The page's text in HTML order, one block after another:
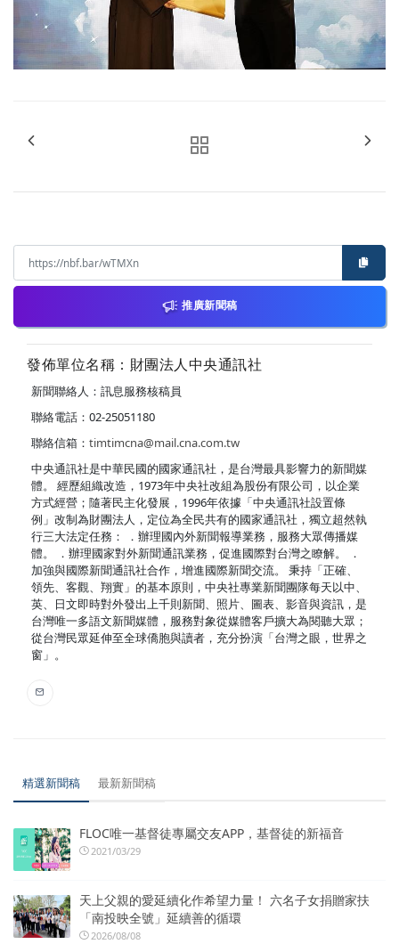
推廣新聞稿
發佈單位名稱：財團法人中央通訊社
新聞聯絡人：訊息服務核稿員
聯絡電話：02-25051180
聯絡信箱： timtimcna@mail.cna.com.tw
中央通訊社是中華民國的國家通訊社，是台灣最具影響力的新聞媒
體。 經歷組織改造，1973年中央社改組為股份有限公司，以企業
方式經營；隨著民主化發展，1996年依據「中央通訊社設置條
例」改制為財團法人，定位為全民共有的國家通訊社，獨立超然執
行三大法定任務： ．辦理國內外新聞報導業務，服務大眾傳播媒
體。 ．辦理國家對外新聞通訊業務，促進國際對台灣之瞭解。 ．
加強與國際新聞通訊社合作，增進國際新聞交流。 秉持「正確、
領先、客觀、翔實」的基本原則，中央社專業新聞團隊每天以中、
英、日文即時對外發出上千則新聞、照片、圖表、影音與資訊，是
台灣唯一多語文新聞媒體，服務對象從媒體客戶擴大為閱聽大眾；
從台灣民眾延伸至全球僑胞與讀者，充分扮演「台灣之眼，世界之
窗」。
精選新聞稿 最新新聞稿
FLOC唯一基督徒專屬交友APP，基督徒的新福音
2021/03/29
天上父親的愛延續化作希望力量！ 六名子女捐贈家扶
「南投映全號」延續善的循環
2026/08/08